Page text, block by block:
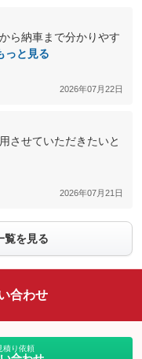
ら納車まで分かりやす
っと見る
2026年07月22日
させていただきたいと
2026年07月21日
覧を見る
合わせ
積り依頼